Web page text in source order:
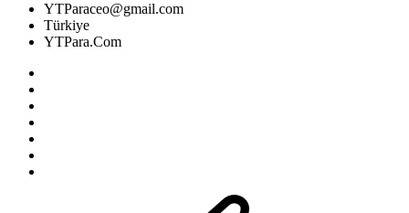
YTParaceo@gmail.com
Türkiye
YTPara.Com